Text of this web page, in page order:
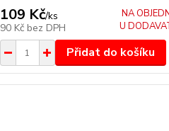
109 Kč/ks
90 Kč bez DPH
NA
U
Přidat do košíku